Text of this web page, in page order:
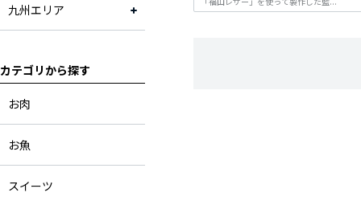
京都府
九州エリア
カテゴリから探す
お肉
お魚
スイーツ